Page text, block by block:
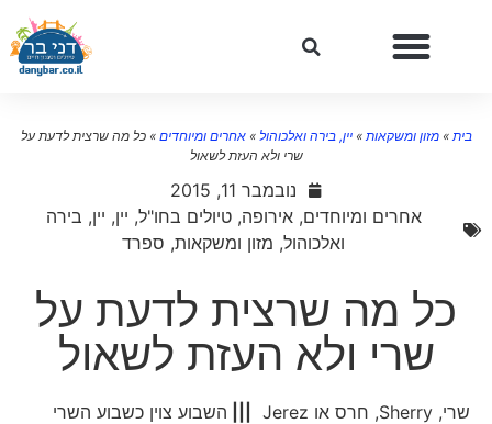
»מזון ומשקאות»יין, בירה ואלכוהול»אחרים ומיוחדים»כל מה שרצית לדעת על
שרי ולא העזת לשאול
נובמבר 11, 2015
אחרים ומיוחדים,אירופה,טיולים בחו"ל,יין,יין, בירה
ואלכוהול,מזון ומשקאות,ספרד
כל מה שרצית לדעת על
שרי ולא העזת לשאול
שרי, Sherry, חרס או Jerez |||
השבוע צוין כשבוע השרי